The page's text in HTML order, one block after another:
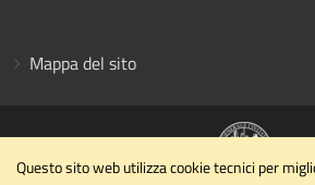
Mappa del sito
Questo sito web utilizza cookie tecnici per